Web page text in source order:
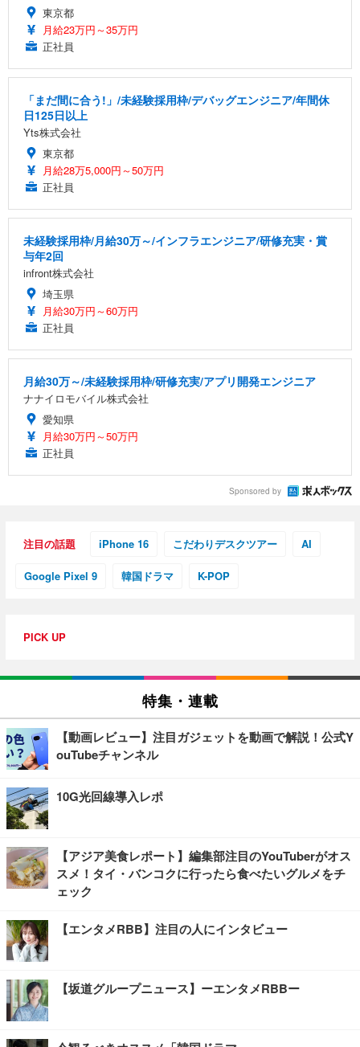
東京都
月給23万円～35万円
正社員
「まだ間に合う!」/未経験採用枠/デバッグエンジニア/年間休
日125日以上
Yts株式会社
東京都
月給28万5,000円～50万円
正社員
未経験採用枠/月給30万～/インフラエンジニア/研修充実・賞
与年2回
infront株式会社
埼玉県
月給30万円～60万円
正社員
月給30万～/未経験採用枠/研修充実/アプリ開発エンジニア
ナナイロモバイル株式会社
愛知県
月給30万円～50万円
正社員
Sponsored by
注目の話題 iPhone 16 こだわりデスクツアー AI
Google Pixel 9 韓国ドラマ K-POP
PICK UP
特集・連載
【動画レビュー】注目ガジェットを動画で解説！公式Y
ouTubeチャンネル
10G光回線導入レポ
【アジア美食レポート】編集部注目のYouTuberがオス
スメ！タイ・バンコクに行ったら食べたいグルメをチ
ェック
【エンタメRBB】注目の人にインタビュー
【坂道グループニュース】ーエンタメRBBー